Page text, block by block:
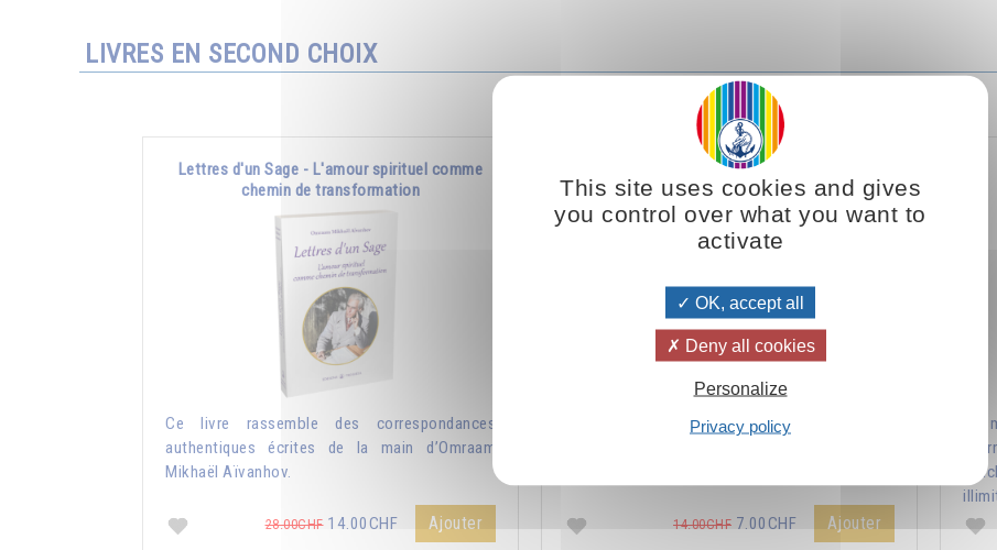
LIVRES EN SECOND CHOIX
Lettres d'un Sage - L'amour spirituel comme
chemin de transformation
Ce livre rassemble des correspondances
authentiques écrites de la main d’Omraam
Mikhaël Aïvanhov.
28.00CHF14.00CHF Ajouter
Le véritable enseignement du Christ
La philosophie du Christ amène l’homme vers la
14.00CHF 7.00CHF Ajouter
La
This site uses cookies and gives
you control over what you want to
activate
OK, accept all
Deny all cookies
Personalize
Privacy policy